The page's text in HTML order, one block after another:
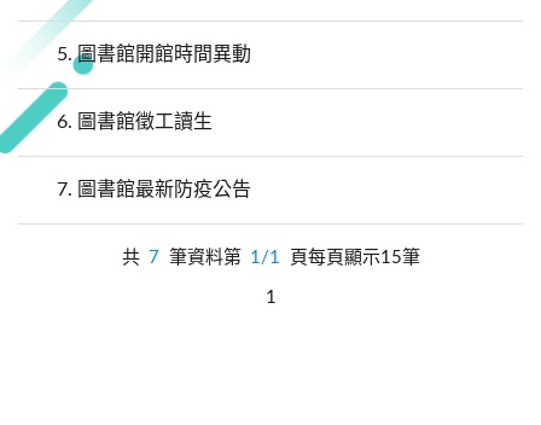
5.圖書館開館時間異動
6. 圖書館徵工讀生
7. 圖書館最新防疫公告
共 7 筆資料第 1/1 頁每頁顯示15筆
1